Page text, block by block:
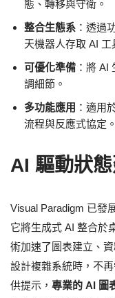
態、轉移與守衛。
整合生態系 ：透過
天機器人存取 AI 工
可優化準備 ：將 AI
調細節。
多功能應用 ：適用
流程與反應式協定。
AI 驅動狀
Visual Paradigm 已發
它將生成式 AI 整合於
術加速了圖表建立、
設計複雜系統時，不
供提示， 專業的 AI 圖